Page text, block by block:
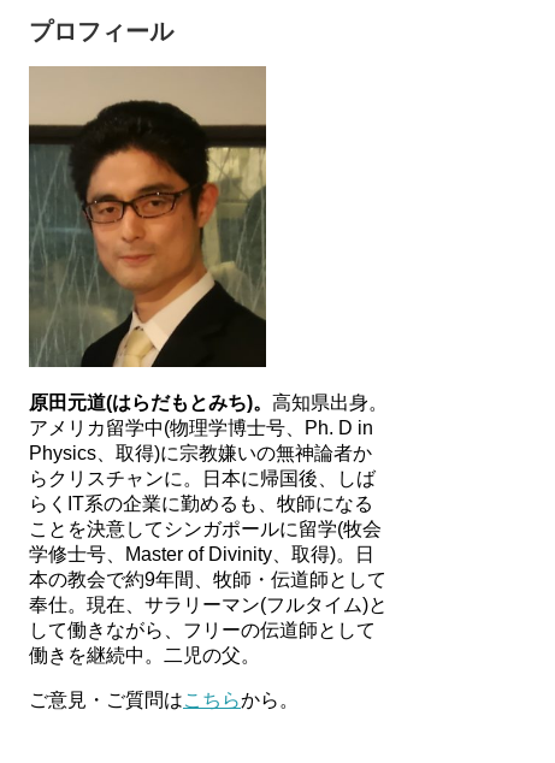
プロフィール
原田元道(はらだもとみち)。 高知県出身。
アメリカ留学中(物理学博士号、Ph. D in
Physics、取得)に宗教嫌いの無神論者か
らクリスチャンに。日本に帰国後、しば
らくIT系の企業に勤めるも、牧師になる
ことを決意してシンガポールに留学(牧会
学修士号、Master of Divinity、取得)。日
本の教会で約9年間、牧師・伝道師として
奉仕。現在、サラリーマン(フルタイム)と
して働きながら、フリーの伝道師として
働きを継続中。二児の父。
ご意見・ご質問はこちらから。